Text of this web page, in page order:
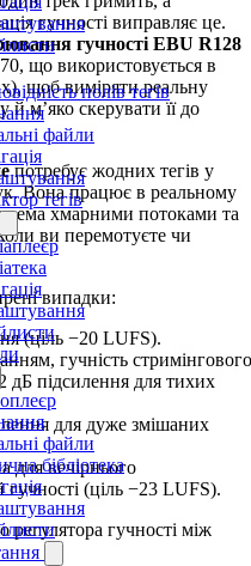
полів тегів
файли
тегів
файли
бібліотека
гучності виправляє це.
гучності EBU R128
що використовується в
щоб виміряти реальну
й м’яко скерувати її до
потребує жодних тегів у
Вона працює в реальному
хмарними потоками та
ви перемотуєте чи
випадки:
(ціль −20 LUFS).
гучність стримінгового
дБ підсилення для тихих
для дуже змішаних
для вечірнього
гучності (ціль −23 LUFS).
регулятора гучності між